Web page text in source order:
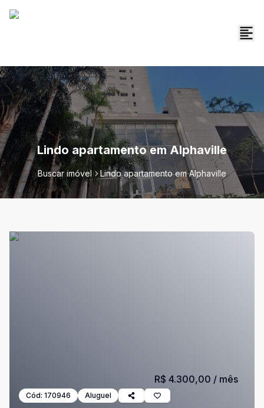
Lindo apartamento em Alphaville
Buscar imóvel Lindo apartamento em Alphaville
Cód: 170946 Aluguel
R$ 4.300,00 / mês